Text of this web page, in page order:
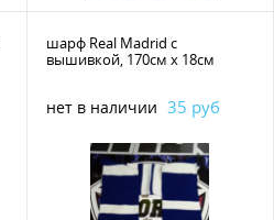
шарф Real Madrid с
вышивкой, 170см х 18см
нет в наличии 35 руб